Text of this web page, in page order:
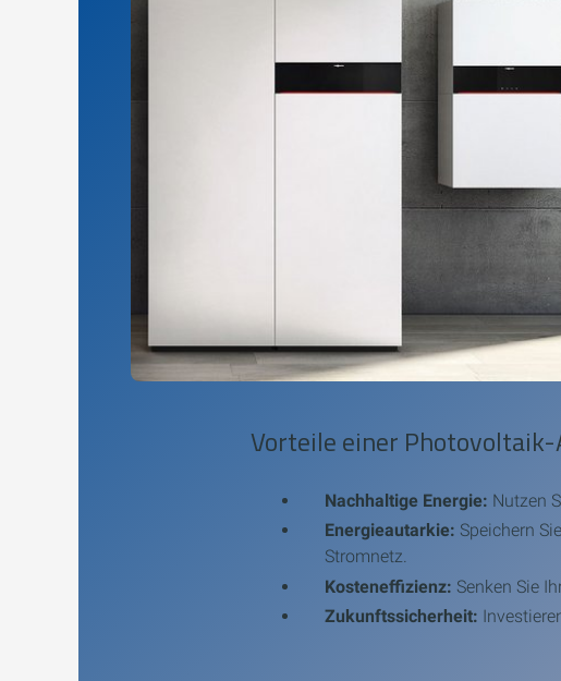
Vorteile einer
Nachhaltige Energie: Nutzen
Energieautarkie: Speichern
Stromnetz.
Kosteneffizienz: Senken Sie
Zukunftssicherheit: